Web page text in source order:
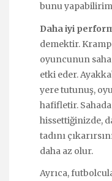
bunu
Daha iyi
demektir.
oyuncunun
etki eder.
yere tutunuş,
hafifletir.
hissettiğinizde,
tadını
daha az olur.
Ayrıca,